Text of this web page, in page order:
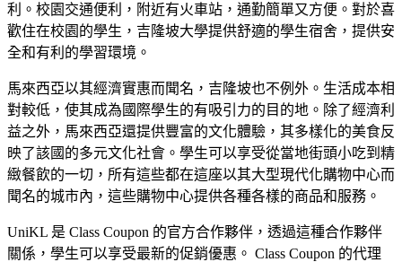
利。校園交通便利，附近有火車站，通勤簡單又方便。對於喜
歡住在校園的學生，吉隆坡大學提供舒適的學生宿舍，提供安
全和有利的學習環境。
馬來西亞以其經濟實惠而聞名，吉隆坡也不例外。生活成本相
對較低，使其成為國際學生的有吸引力的目的地。除了經濟利
益之外，馬來西亞還提供豐富的文化體驗，其多樣化的美食反
映了該國的多元文化社會。學生可以享受從當地街頭小吃到精
緻餐飲的一切，所有這些都在這座以其大型現代化購物中心而
聞名的城市內，這些購物中心提供各種各樣的商品和服務。
UniKL 是 Class Coupon 的官方合作夥伴，透過這種合作夥伴
關係，學生可以享受最新的促銷優惠。 Class Coupon 的代理